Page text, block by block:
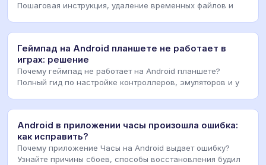
Пошаговая инструкция, удаление временных файлов и
Геймпад на Android планшете не работает в
играх: решение
Почему геймпад не работает на Android планшете?
Полный гид по настройке контроллеров, эмуляторов и у
Android в приложении часы произошла ошибка:
как исправить?
Почему приложение Часы на Android выдает ошибку?
Узнайте причины сбоев, способы восстановления будил